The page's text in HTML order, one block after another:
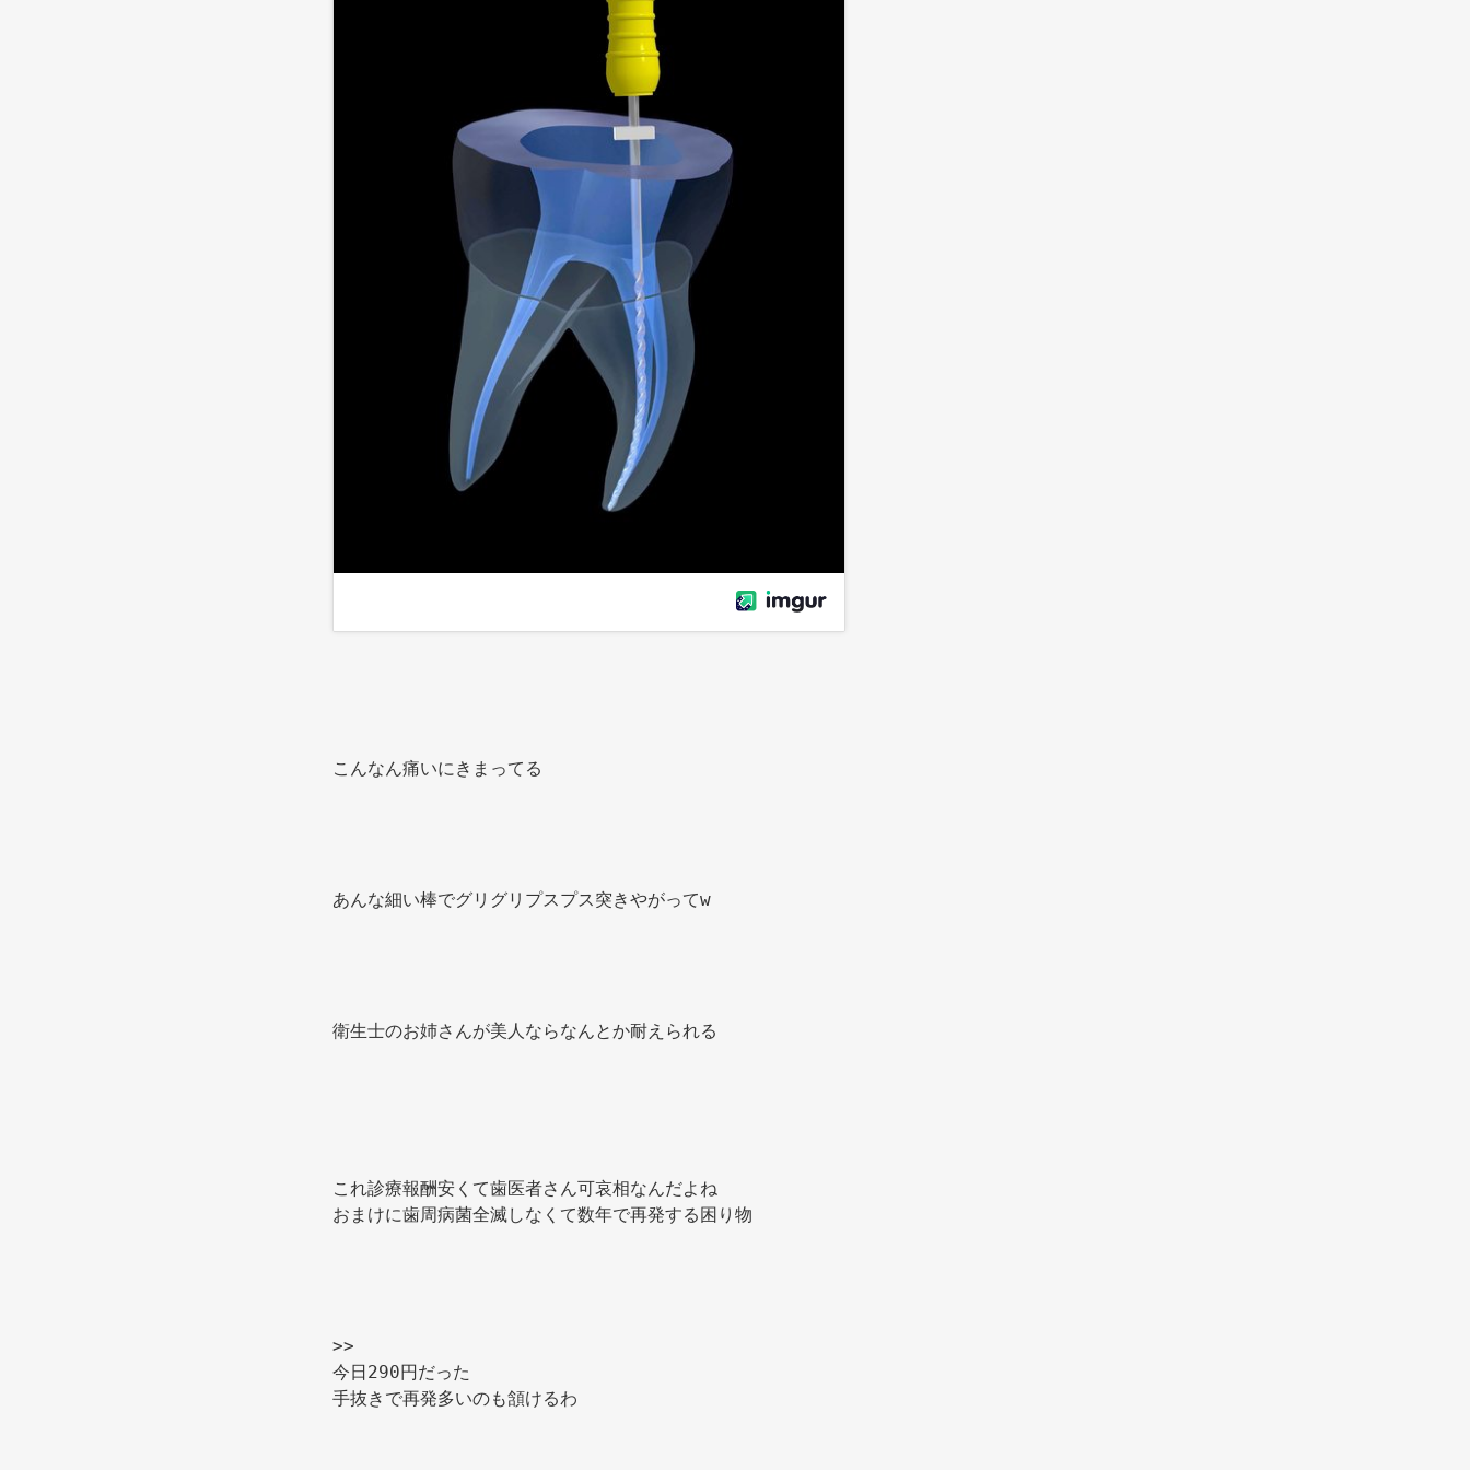
こんなん痛いにきまってる
あんな細い棒でグリグリプスプス突きやがってw
衛生士のお姉さんが美人ならなんとか耐えられる
これ診療報酬安くて歯医者さん可哀相なんだよね
おまけに歯周病菌全滅しなくて数年で再発する困り物
>>
今日290円だった
手抜きで再発多いのも頷けるわ